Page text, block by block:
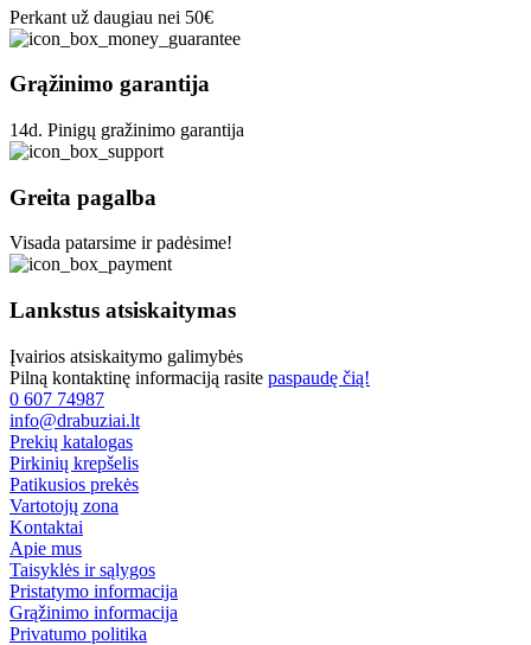
Perkant už daugiau nei 50€
Grąžinimo garantija
14d. Pinigų gražinimo garantija
Greita pagalba
Visada patarsime ir padėsime!
Lankstus atsiskaitymas
Įvairios atsiskaitymo galimybės
Pilną kontaktinę informaciją rasite paspaudę čią!
0 607 74987
info@drabuziai.lt
Prekių katalogas
Pirkinių krepšelis
Patikusios prekės
Vartotojų zona
Kontaktai
Apie mus
Taisyklės ir sąlygos
Pristatymo informacija
Grąžinimo informacija
Privatumo politika